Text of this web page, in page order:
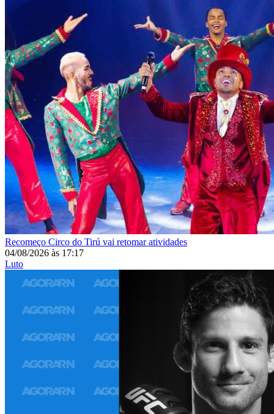
Recomeço Circo do Tirú vai retomar atividades
04/08/2026 às 17:17
Luto